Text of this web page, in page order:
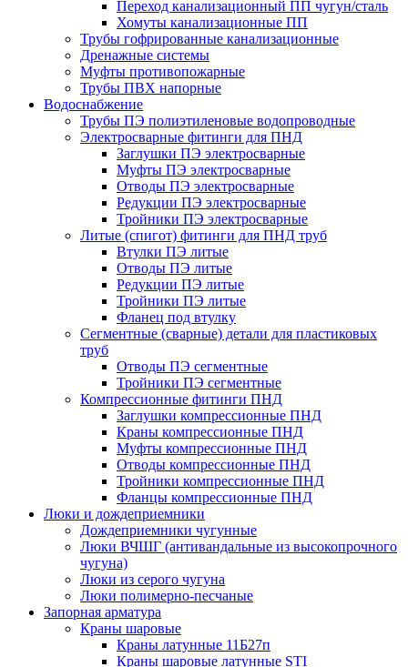
Переход канализационный ПП чугун/сталь
Хомуты канализационные ПП
Трубы гофрированные канализационные
Дренажные системы
Муфты противопожарные
Трубы ПВХ напорные
Водоснабжение
Трубы ПЭ полиэтиленовые водопроводные
Электросварные фитинги для ПНД
Заглушки ПЭ электросварные
Муфты ПЭ электросварные
Отводы ПЭ электросварные
Редукции ПЭ электросварные
Тройники ПЭ электросварные
Литые (спигот) фитинги для ПНД труб
Втулки ПЭ литые
Отводы ПЭ литые
Редукции ПЭ литые
Тройники ПЭ литые
Фланец под втулку
Сегментные (сварные) детали для пластиковых
труб
Отводы ПЭ сегментные
Тройники ПЭ сегментные
Компрессионные фитинги ПНД
Заглушки компрессионные ПНД
Краны компрессионные ПНД
Муфты компрессионные ПНД
Отводы компрессионные ПНД
Тройники компрессионные ПНД
Фланцы компрессионные ПНД
Люки и дождеприемники
Дождеприемники чугунные
Люки ВЧШГ (антивандальные из высокопрочного
чугуна)
Люки из серого чугуна
Люки полимерно-песчаные
Запорная арматура
Краны шаровые
Краны латунные 11Б27п
Краны шаровые латунные STI